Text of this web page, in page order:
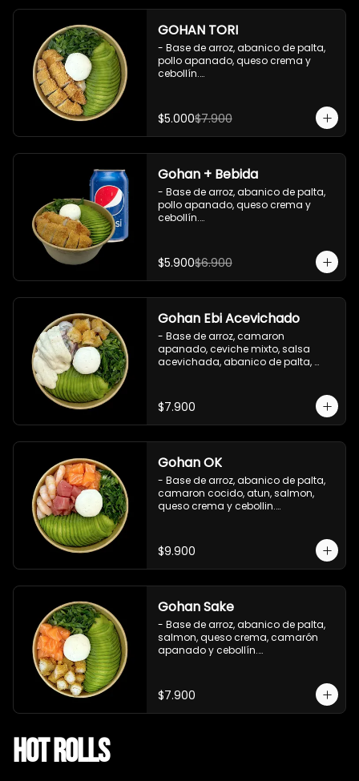
GOHAN TORI
- Base de arroz, abanico de palta,
pollo apanado, queso crema y
cebollín.
$5.000$7.900
Gohan + Bebida
- Base de arroz, abanico de palta,
pollo apanado, queso crema y
cebollín.
**Imagen Referencial**
$5.900$6.900
Gohan Ebi Acevichado
- Base de arroz, camaron
apanado, ceviche mixto, salsa
acevichada, abanico de palta,
$7.900
Gohan OK
- Base de arroz, abanico de palta,
camaron cocido, atun, salmon,
queso crema y cebollin.
$9.900
Gohan Sake
- Base de arroz, abanico de palta,
salmon, queso crema, camarón
apanado y cebollín.
$7.900
Hot Rolls